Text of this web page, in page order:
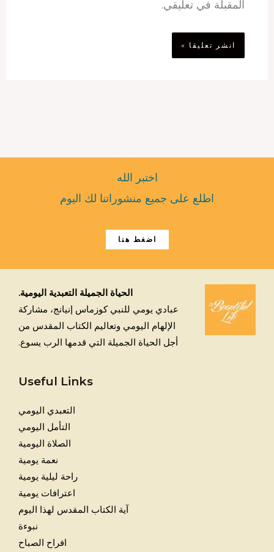
المقبلة في تعليقي.
اختبر الله
اطلع على جميع منشوراتنا لك اليوم
اضغط هنا
الحياة الجميلة التعبدية اليومية.
عبادي يومي للنبي كوزماس إنيانج، مشاركة
الإلهام اليومي وتعاليم الكتاب المقدس من
أجل الحياة الجميلة التي قدمها الرب يسوع.
Useful Links
التعبدي اليومي
التأمل اليومي
الصلاة اليومية
نعمة يومية
راحة ليلية يومية
اعترافات يومية
آية الكتاب المقدس لهذا اليوم
نبوءة
افراح الصباح